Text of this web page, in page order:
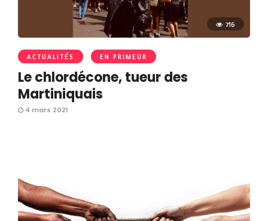
716
ACTUALITÉS EN PRIMEUR
Le chlordécone, tueur des
Martiniquais
4 mars 2021